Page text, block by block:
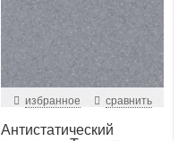
избранное сравнить
Антистатический